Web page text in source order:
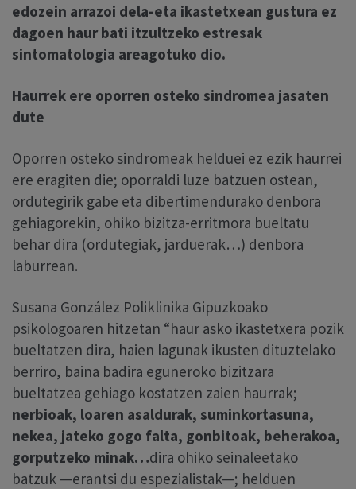
edozein arrazoi dela-eta ikastetxean gustura ez
dagoen haur bati itzultzeko estresak
sintomatologia areagotuko dio.
Haurrek ere oporren osteko sindromea jasaten
dute
Oporren osteko sindromeak helduei ez ezik haurrei
ere eragiten die; oporraldi luze batzuen ostean,
ordutegirik gabe eta dibertimendurako denbora
gehiagorekin, ohiko bizitza-erritmora bueltatu
behar dira (ordutegiak, jarduerak…) denbora
laburrean.
Susana González Poliklinika Gipuzkoako
psikologoaren hitzetan “haur asko ikastetxera pozik
bueltatzen dira, haien lagunak ikusten dituztelako
berriro, baina badira eguneroko bizitzara
bueltatzea gehiago kostatzen zaien haurrak;
nerbioak, loaren asaldurak, suminkortasuna,
nekea, jateko gogo falta, gonbitoak, beherakoa,
gorputzeko minak…dira ohiko seinaleetako
batzuk —erantsi du espezialistak—; helduen